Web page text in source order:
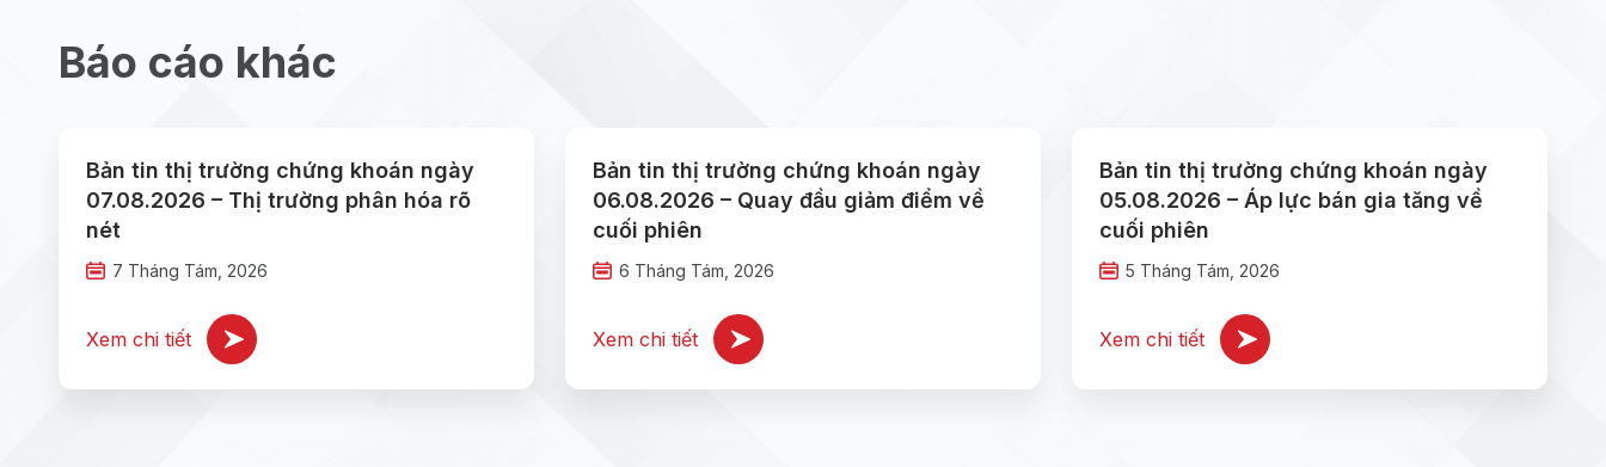
Báo cáo khác
Bản tin thị trường chứng khoán ngày
07.08.2026 – Thị trường phân hóa rõ
nét
7 Tháng Tám, 2026
Xem chi tiết
Bản tin thị trường chứng khoán ngày
06.08.2026 – Quay đầu giảm điểm về
cuối phiên
6 Tháng Tám, 2026
Xem chi tiết
Bản tin thị trường chứng khoán ngày
05.08.2026 – Áp lực bán gia tăng về
cuối phiên
5 Tháng Tám, 2026
Xem chi tiết